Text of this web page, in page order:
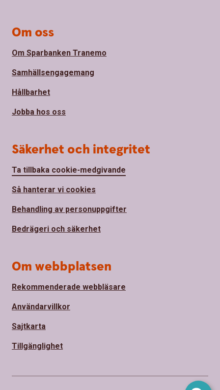
Om oss
Om Sparbanken Tranemo
Samhällsengagemang
Hållbarhet
Jobba hos oss
Säkerhet och integritet
Ta tillbaka cookie-medgivande
Så hanterar vi cookies
Behandling av personuppgifter
Bedrägeri och säkerhet
Om webbplatsen
Rekommenderade webbläsare
Användarvillkor
Sajtkarta
Tillgänglighet